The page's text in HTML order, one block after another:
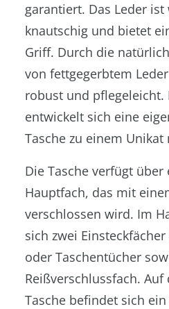
garantiert. Das Leder
knautschig und bietet
Griff. Durch die
von fettgegerbtem
robust und pflegeleicht.
entwickelt sich eine
Tasche zu einem Unikat
Die Tasche verfügt über
Hauptfach, das mit
verschlossen wird. Im
sich zwei
oder Taschentücher
Reißverschlussfach. Auf
Tasche befindet sich